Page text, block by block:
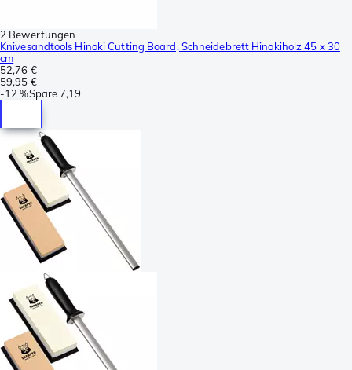
2 Bewertungen
Knivesandtools Hinoki Cutting Board, Schneidebrett Hinokiholz 45 x 30
cm
52,76 €
59,95 €
-12 %Spare7,19